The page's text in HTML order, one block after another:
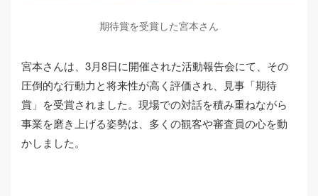
期待賞を受賞した宮本さん
宮本さんは、3月8日に開催された活動報告会にて、その
圧倒的な行動力と将来性が高く評価され、見事「期待
賞」を受賞されました。現場での対話を積み重ねながら
事業を磨き上げる姿勢は、多くの観客や審査員の心を動
かしました。